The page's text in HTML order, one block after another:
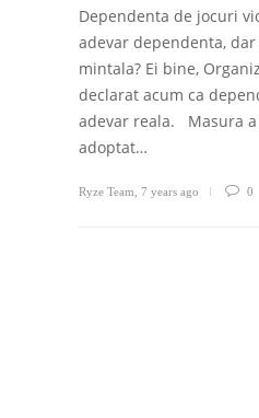
Dependenta de jocuri
adevar dependenta,
mintala? Ei bine,
declarat acum ca
adevar reala. Masura
adoptat…
Ryze Team 7 years ago 0